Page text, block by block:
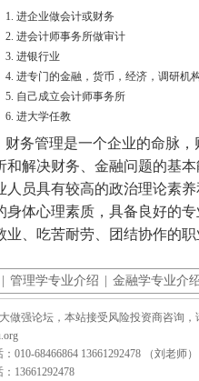
1. 进企业做会计或财务
2. 进会计师事务所做审计
3. 进银行业
4. 进专门的金融，货币，经济，调研机
5. 自己成立会计师事务所
6. 进大学任教
财务管理是一个企业的命脉
和解决财务、金融问题的基
人员具有较高的政治理论素
身体心理素质，具备良好的
业、吃苦耐劳、团结协作的
管理学专业介绍 金融学专业介
做强论坛，本站接受风险投资商咨询，
010-68466864 13661292478 （刘老师）
13661292478